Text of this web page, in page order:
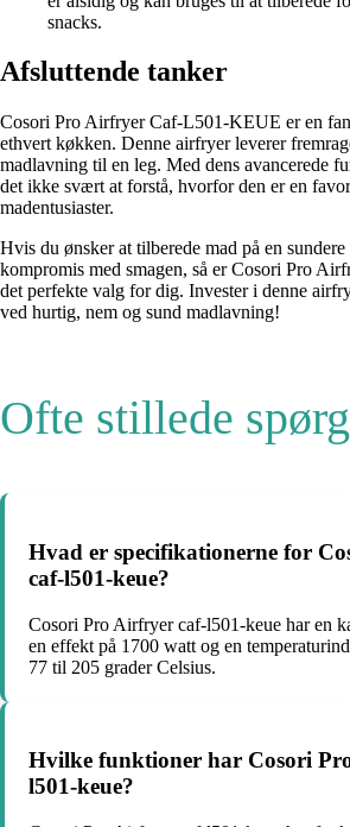
snacks.
Afsluttende tanker
Cosori Pro Airfryer Caf-L501-KEUE er en
ethvert køkken. Denne airfryer leverer
madlavning til en leg. Med dens avancerede
det ikke svært at forstå, hvorfor den er en
madentusiaster.
Hvis du ønsker at tilberede mad på en sundere
kompromis med smagen, så er Cosori Pro
det perfekte valg for dig. Invester i denne
ved hurtig, nem og sund madlavning!
Ofte stillede
Hvad er specifikationerne for
caf-l501-keue?
Cosori Pro Airfryer caf-l501-keue har en
en effekt på 1700 watt og en
77 til 205 grader Celsius.
Hvilke funktioner har Cosori
l501-keue?